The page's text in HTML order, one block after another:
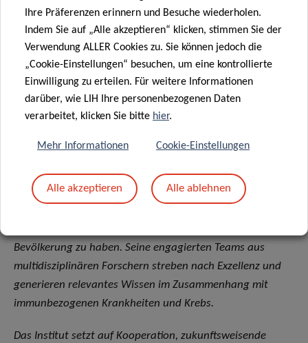
Das Luxembourg Institute of Health (LIH) ist ein
öffentliches biomedizinisches Forschungsinstitut, das sich
auf Präzisionsmedizin ausrichtet, mit dem Ziel, eine
führende Referenz in Europa für die Umsetzung
wissenschaftlicher Spitzenleistungen in einen greifbaren
Nutzen für Patienten zu werden.
Aktivitäten. Angetrieben von der gemeinschaftlichen
Verpflichtung gegenüber der Gesellschaft, sollen Wissen
und Technologien, die aus der Forschung an
Bevölkerung zu haben. Seine engagierten Teams aus
multidisziplinären Forschern streben nach Exzellenz und
generieren relevantes Wissen im Zusammenhang mit
immunbezogenen Krankheiten und Krebs.
Das Institut setzt auf Kooperation, zukunftsweisende
Ihre Präferenzen erinnern und Besuche wiederholen.
Indem Sie auf „Alle akzeptieren“ klicken, stimmen Sie der
Verwendung ALLER Cookies zu. Sie können jedoch die
„Cookie-Einstellungen“ besuchen, um eine kontrollierte
Einwilligung zu erteilen. Für weitere Informationen
darüber, wie LIH Ihre personenbezogenen Daten
verarbeitet, klicken Sie bitte hier.
Mehr Informationen Cookie-Einstellungen
Alle akzeptieren Alle ablehnen